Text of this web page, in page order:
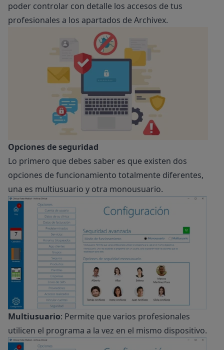
poder controlar con detalle los accesos de tus
profesionales a los apartados de Archivex.
Opciones de seguridad
Lo primero que debes saber es que existen dos
opciones de funcionamiento totalmente diferentes,
una es multiusuario y otra monousuario.
Multiusuario: Permite que varios profesionales
utilicen el programa a la vez en el mismo dispositivo.